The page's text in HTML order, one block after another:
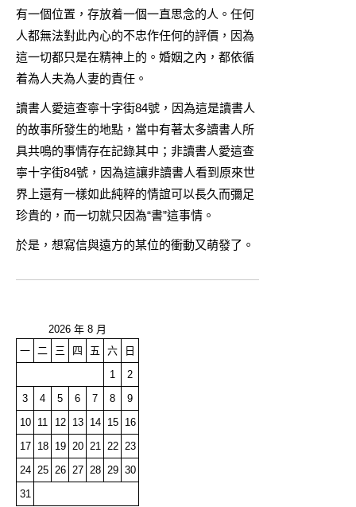
有一個位置，存放着一個一直思念的人。任何
人都無法對此內心的不忠作任何的評價，因為
這一切都只是在精神上的。婚姻之內，都依循
着為人夫為人妻的責任。
讀書人愛這查寧十字街84號，因為這是讀書人
的故事所發生的地點，當中有著太多讀書人所
具共鳴的事情存在記錄其中；非讀書人愛這查
寧十字街84號，因為這讓非讀書人看到原來世
界上還有一樣如此純粹的情誼可以長久而彌足
珍貴的，而一切就只因為“書”這事情。
於是，想寫信與遠方的某位的衝動又萌發了。
2026 年 8 月
一
二 三 四 五 六
日
1
2
3
4 5 6 7 8
9
10
11 12 13 14 15
16
17
18 19 20 21 22
23
24
25 26 27 28 29 30
31